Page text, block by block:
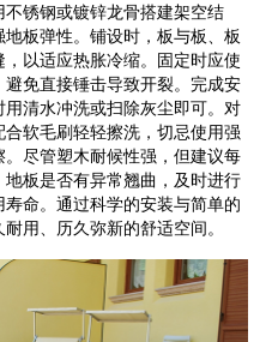
锈钢或镀锌龙骨搭建架空结
板弹性。铺设时，板与板、板
以适应热胀冷缩。固定时应使
免直接锤击导致开裂。完成安
清水冲洗或扫除灰尘即可。对
软毛刷轻轻擦洗，切忌使用强
尽管塑木耐候性强，但建议每
板是否有异常翘曲，及时进行
命。通过科学的安装与简单的
用、历久弥新的舒适空间。